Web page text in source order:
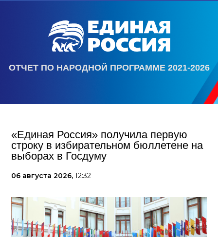
ОТЧЕТ ПО НАРОДНОЙ ПРОГРАММЕ 2021-2026
«Единая Россия» получила первую
строку в избирательном бюллетене на
выборах в Госдуму
06 августа 2026, 12:32